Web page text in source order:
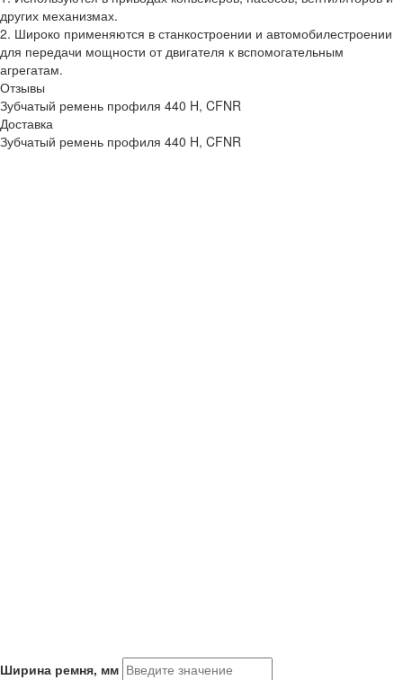
других механизмах.
2. Широко применяются в станкостроении и автомобилестроении
для передачи мощности от двигателя к вспомогательным
агрегатам.
Отзывы
Зубчатый ремень профиля 440 H, CFNR
Доставка
Зубчатый ремень профиля 440 H, CFNR
Ширина ремня, мм